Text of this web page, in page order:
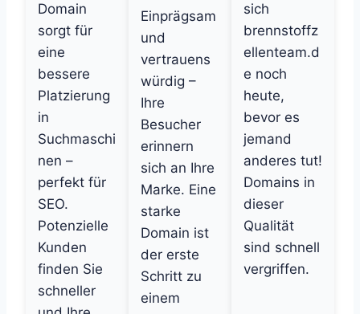
Domain
sorgt für
eine
bessere
Platzierung
in
Suchmaschi
nen –
perfekt für
SEO.
Potenzielle
Kunden
finden Sie
schneller
Einprägsam
und
vertrauens
würdig –
Ihre
Besucher
erinnern
sich an Ihre
Marke. Eine
starke
Domain ist
der erste
Schritt zu
einem
sich
brennstoffz
ellenteam.d
e noch
heute,
bevor es
jemand
anderes tut!
Domains in
dieser
Qualität
sind schnell
vergriffen.